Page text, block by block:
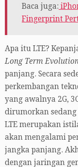
Baca juga:
Fingerprint
Apa itu LTE?
Long Term
panjang. Secara
perkembangan
yang awalnya 2G,
dirumorkan sedang
LTE merupakan
akan mengalami
jangka panjang.
dengan jaringan